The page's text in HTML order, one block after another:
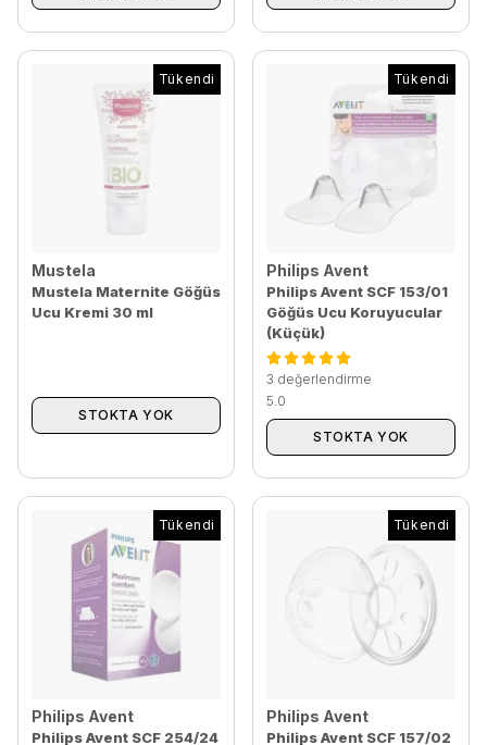
Tükendi
Mustela
Mustela Maternite Göğüs
Ucu Kremi 30 ml
STOKTA YOK
Tükendi
Philips Avent
Philips Avent SCF 153/01
Göğüs Ucu Koruyucular
(Küçük)
3 değerlendirme
5.0
STOKTA YOK
Tükendi
Philips Avent
Philips Avent SCF 254/24
Tükendi
Philips Avent
Philips Avent SCF 157/02